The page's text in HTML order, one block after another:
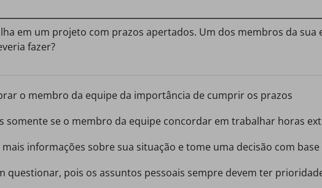
em um projeto com prazos apertados. Um dos membros da
fazer?
o membro da equipe da importância de cumprir os prazos
somente se o membro da equipe concordar em trabalhar horas
mais informações sobre sua situação e tome uma decisão com
questionar, pois os assuntos pessoais sempre devem ter